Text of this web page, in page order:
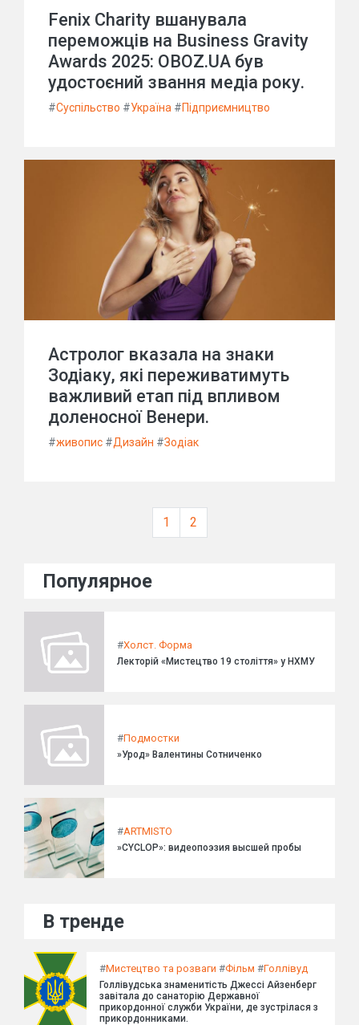
Fenix Charity вшанувала
переможців на Business Gravity
Awards 2025: OBOZ.UA був
удостоєний звання медіа року.
#Суспільство #Україна #Підприємництво
Астролог вказала на знаки
Зодіаку, які переживатимуть
важливий етап під впливом
доленосної Венери.
#живопис #Дизайн #Зодіак
1 2
Популярное
#Холст. Форма
Лекторій «Мистецтво 19 століття» у НХМУ
#Подмостки
»Урод» Валентины Сотниченко
#ARTMISTO
»CYCLOP»: видеопоэзия высшей пробы
В тренде
#Мистецтво та розваги #Фільм #Голлівуд
Голлівудська знаменитість Джессі Айзенберг
завітала до санаторію Державної
прикордонної служби України, де зустрілася з
прикордонниками.